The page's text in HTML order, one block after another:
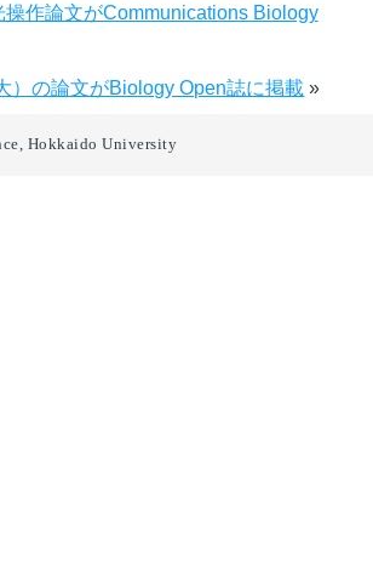
作論文がCommunications Biology
）の論文がBiology Open誌に掲載 »
Hokkaido University